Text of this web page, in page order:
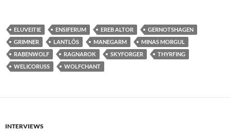
ELUVEITIE ENSIFERUM EREB ALTOR
GERNOTSHAGEN
GRIMNER
LANTLÔS MANEGARM
MINAS MORGUL
RABENWOLF
RAGNAROK SKYFORGER
THYRFING
WELICORUSS
WOLFCHANT
INTERVIEWS